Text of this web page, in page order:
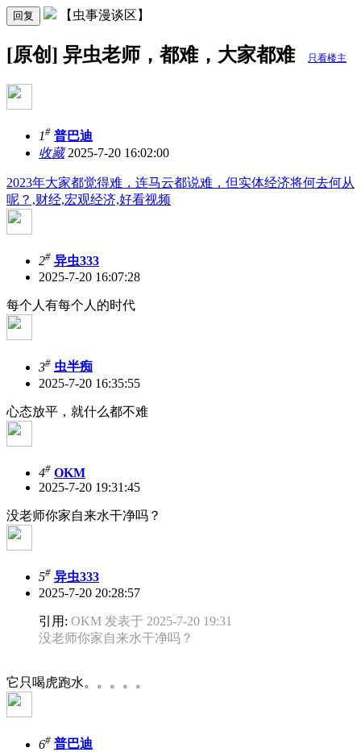
回复 【虫事漫谈区】
[原创] 异虫老师，都难，大家都难 只看楼主
1# 普巴迪
收藏2025-7-20 16:02:00
2023年大家都觉得难，连马云都说难，但实体经济将何去何从
呢？,财经,宏观经济,好看视频
2# 异虫333
2025-7-20 16:07:28
每个人有每个人的时代
3# 虫半痴
2025-7-20 16:35:55
心态放平，就什么都不难
4# OKM
2025-7-20 19:31:45
没老师你家自来水干净吗？
5# 异虫333
2025-7-20 20:28:57
引用: OKM 发表于 2025-7-20 19:31
没老师你家自来水干净吗？
它只喝虎跑水。。。。。
6# 普巴迪